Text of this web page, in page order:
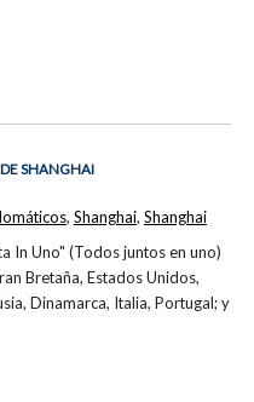
SHANGHAI
In Uno" (Todos juntos en uno)
Bretaña, Estados Unidos,
Dinamarca, Italia, Portugal; y
, Shanghai, Shanghai